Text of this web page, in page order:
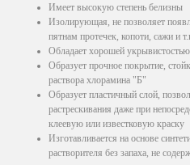
Имеет высокую степень белизны
Изолирующая, не позволяет
пятнам протечек, копоти, сажи и
Обладает хорошей укрывистостью
Образует прочное покрытие,
раствора хлорамина "Б"
Образует пластичный слой,
растрескивания даже при
клеевую или известковую краску
Изготавливается на основе
растворителя без запаха, не